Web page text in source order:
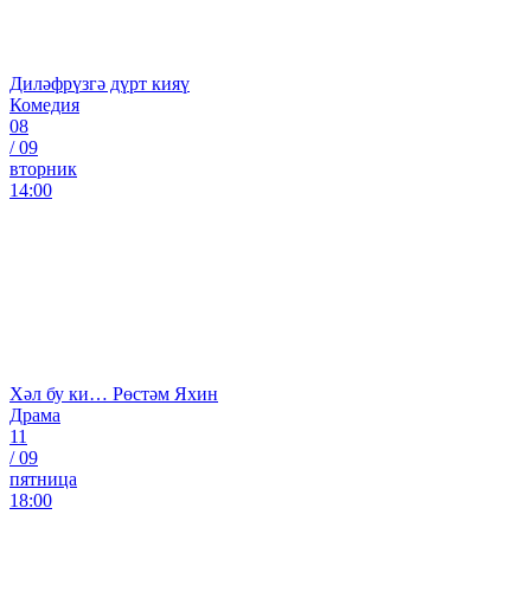
Диләфрүзгә дүрт кияү
Комедия
08
/09
вторник
14:00
Хәл бу ки… Рөстәм Яхин
Драма
11
/09
пятница
18:00